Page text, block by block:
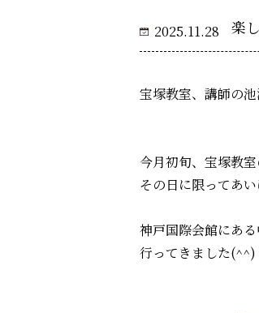
2025.11.28 楽
宝塚教室、講師の
今月初旬、宝塚教
その日に限ってあ
神戸国際会館にあ
行ってきました(^^)